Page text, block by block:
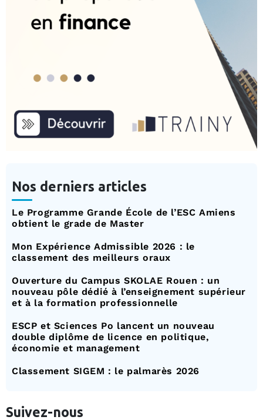
Nos derniers articles
Le Programme Grande École de l’ESC Amiens
obtient le grade de Master
Mon Expérience Admissible 2026 : le
classement des meilleurs oraux
Ouverture du Campus SKOLAE Rouen : un
nouveau pôle dédié à l’enseignement supérieur
et à la formation professionnelle
ESCP et Sciences Po lancent un nouveau
double diplôme de licence en politique,
économie et management
Classement SIGEM : le palmarès 2026
Suivez-nous